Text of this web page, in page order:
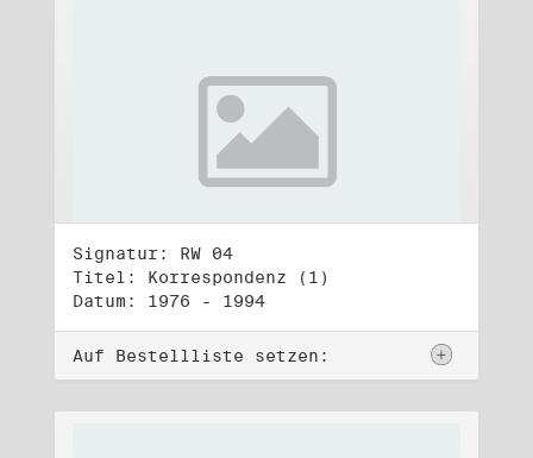
Signatur: RW 04
Titel: Korrespondenz (1)
Datum: 1976 - 1994
Auf Bestellliste setzen: